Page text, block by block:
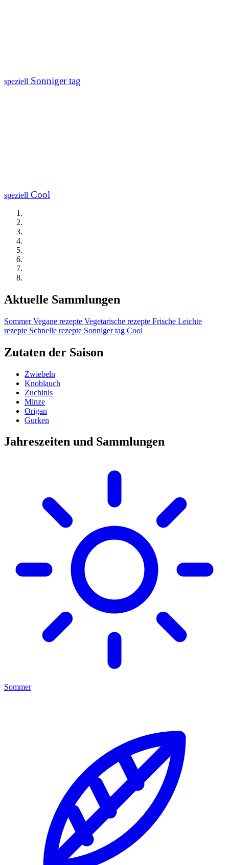
speziell Sonniger tag
speziell Cool
Aktuelle Sammlungen
Sommer Vegane rezepte Vegetarische rezepte Frische Leichte
rezepte Schnelle rezepte Sonniger tag Cool
Zutaten der Saison
Zwiebeln
Knoblauch
Zuchinis
Minze
Origan
Gurken
Jahreszeiten und Sammlungen
Sommer